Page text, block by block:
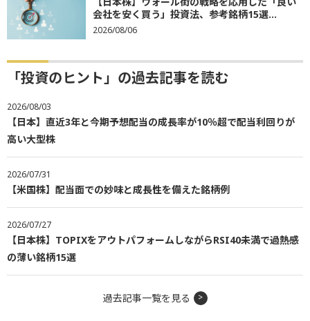
会社を安く買う」投資法、参考銘柄15選...
2026/08/06
「投資のヒント」の過去記事を読む
2026/08/03
【日本】直近3年と今期予想配当の成長率が10％超で配当利回りが
高い大型株
2026/07/31
【米国株】配当面での妙味と成長性を備えた銘柄例
2026/07/27
【日本株】TOPIXをアウトパフォームしながらRSI40未満で過熱感
の薄い銘柄15選
過去記事一覧を見る